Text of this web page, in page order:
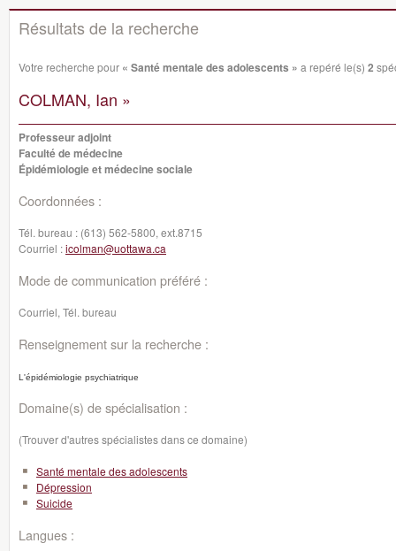
Résultats de la recherche
Votre recherche pour « Santé mentale des adolescents » a repéré le(s) 2
COLMAN, Ian »
Professeur adjoint
Faculté de médecine
Épidémiologie et médecine sociale
Coordonnées :
Tél. bureau : (613) 562-5800, ext.8715
Courriel :icolman@uottawa.ca
Mode de communication préféré :
Courriel, Tél. bureau
Renseignement sur la recherche :
L'épidémiologie psychiatrique
Domaine(s) de spécialisation :
(Trouver d'autres spécialistes dans ce domaine)
Santé mentale des adolescents
Dépression
Suicide
Langues :